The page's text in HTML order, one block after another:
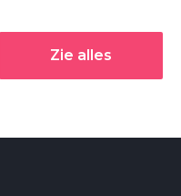
Zie alles